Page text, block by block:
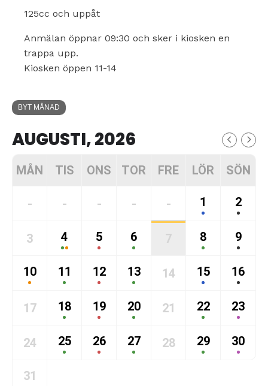
125cc och uppåt
Anmälan öppnar 09:30 och sker i kiosken en
trappa upp.
Kiosken öppen 11-14
BYT MÅNAD
AUGUSTI, 2026
MÅN TIS ONS TOR FRE LÖR SÖN
- - - - - 1 2
3 4 5 6 7 8 9
10 11 12 13 14 15 16
17 18 19 20 21 22 23
24 25 26 27 28 29 30
31